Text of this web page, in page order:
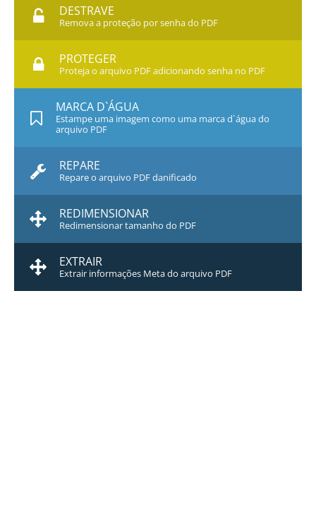
DESTRAVE
Remova a proteção por senha do PDF
PROTEGER
Proteja o arquivo PDF adicionando senha no PDF
MARCA D`ÁGUA
Estampe uma imagem como uma marca d`água do
arquivo PDF
REPARE
Repare o arquivo PDF danificado
REDIMENSIONAR
Redimensionar tamanho do PDF
EXTRAIR
Extrair informações Meta do arquivo PDF